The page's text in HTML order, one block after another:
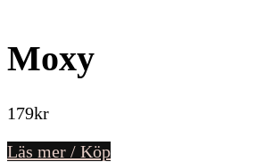
Moxy
179kr
Läs mer / Köp